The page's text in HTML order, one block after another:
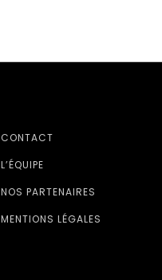
CONTACT
L’ÉQUIPE
NOS PARTENAIRES
MENTIONS LÉGALES